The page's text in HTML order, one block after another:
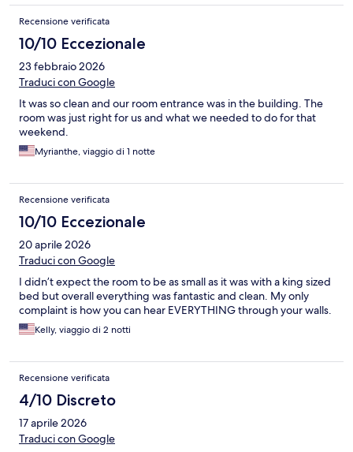
Recensione verificata
10/10 Eccezionale
23 febbraio 2026
Traduci con Google
It was so clean and our room entrance was in the building. The
room was just right for us and what we needed to do for that
weekend.
Myrianthe, viaggio di 1 notte
Recensione verificata
10/10 Eccezionale
20 aprile 2026
Traduci con Google
I didn’t expect the room to be as small as it was with a king sized
bed but overall everything was fantastic and clean. My only
complaint is how you can hear EVERYTHING through your walls.
Kelly, viaggio di 2 notti
Recensione verificata
4/10 Discreto
17 aprile 2026
Traduci con Google